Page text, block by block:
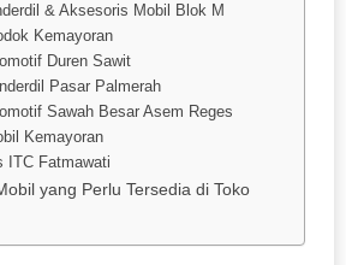
& Aksesoris Mobil Blok M
Kemayoran
Duren Sawit
Pasar Palmerah
Sawah Besar Asem Reges
Kemayoran
ITC Fatmawati
yang Perlu Tersedia di Toko